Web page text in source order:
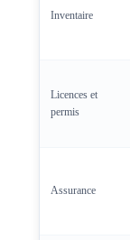
Inventaire
Licences et
permis
Assurance